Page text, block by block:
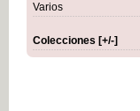
Varios
Colecciones [+/-]